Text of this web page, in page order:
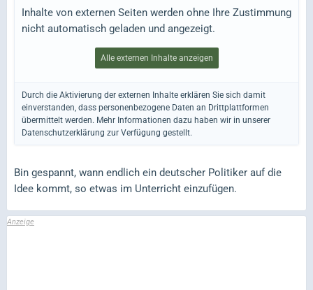
Inhalte von externen Seiten werden ohne Ihre Zustimmung
nicht automatisch geladen und angezeigt.
Alle externen Inhalte anzeigen
Durch die Aktivierung der externen Inhalte erklären Sie sich damit
einverstanden, dass personenbezogene Daten an Drittplattformen
übermittelt werden. Mehr Informationen dazu haben wir in unserer
Datenschutzerklärung zur Verfügung gestellt.
Bin gespannt, wann endlich ein deutscher Politiker auf die
Idee kommt, so etwas im Unterricht einzufügen.